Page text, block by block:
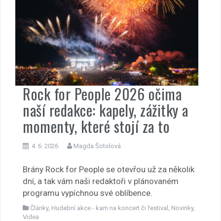
Rock for People 2026 očima
naší redakce: kapely, zážitky a
momenty, které stojí za to
4. 6. 2026 Magda Šotolová
Brány Rock for People se otevřou už za několik
dní, a tak vám naši redaktoři v plánovaném
programu vypíchnou své oblíbence.
Články, Hudební akce - kam na koncert či festival Novinky,
Videa